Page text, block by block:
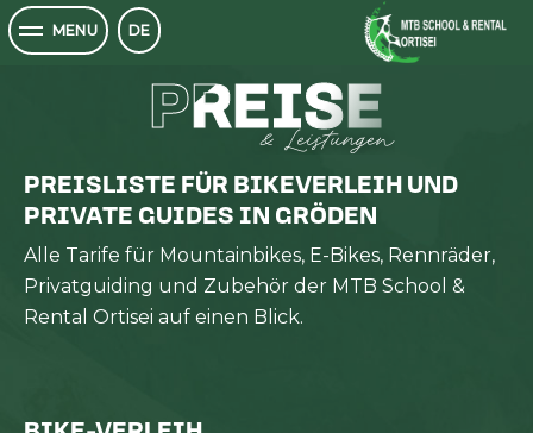
MENU DE MTB SCHOOL
PREISE
PREISE
& Leistungen
PREISLISTE FÜR BIKEVERLEIH UND
PRIVATE GUIDES IN GRÖDEN
Alle Tarife für Mountainbikes, E-Bikes, Rennräder,
Privatguiding und Zubehör der MTB School &
Rental Ortisei auf einen Blick.